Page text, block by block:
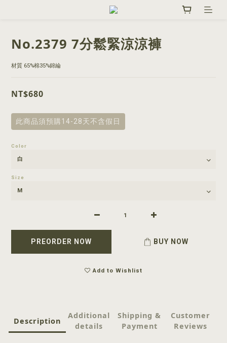
No.2379 7分鬆緊涼涼褲
材質 65%棉35%錦綸
NT$680
此商品須預購14-28天不含假日
Color
Size
PREORDER NOW BUY NOW
Add to Wishlist
Description
Additional
details
Shipping &
Payment
Customer
Reviews